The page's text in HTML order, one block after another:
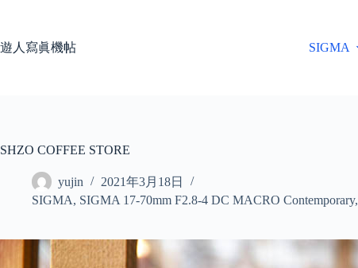
テ
ン
プ
遊人寫眞機帖 SIGMA
SHZO COFFEE STORE
yujin
2021年3月18日
SIGMA, SIGMA 17-70mm F2.8-4 DC MACRO Contemporary,